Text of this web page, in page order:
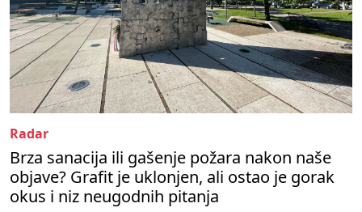
Radar
Brza sanacija ili gašenje požara nakon naše
objave? Grafit je uklonjen, ali ostao je gorak
okus i niz neugodnih pitanja